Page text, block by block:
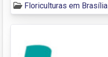
Floriculturas em Brasília